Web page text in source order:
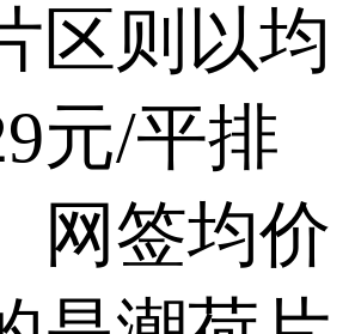
区则以均
元/平排
网签均价